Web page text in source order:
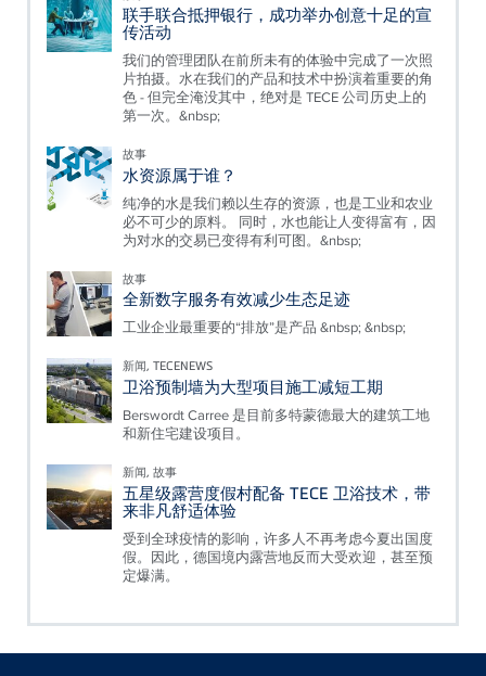
联手联合抵押银行，成功举办创意十足的宣
传活动
我们的管理团队在前所未有的体验中完成了一次照
片拍摄。水在我们的产品和技术中扮演着重要的角
色 - 但完全淹没其中，绝对是 TECE 公司历史上的
第一次。&nbsp;
故事
水资源属于谁？
纯净的水是我们赖以生存的资源，也是工业和农业
必不可少的原料。 同时，水也能让人变得富有，因
为对水的交易已变得有利可图。&nbsp;
故事
全新数字服务有效减少生态足迹
工业企业最重要的“排放”是产品 &nbsp; &nbsp;
新闻, TECENEWS
卫浴预制墙为大型项目施工减短工期
Berswordt Carree 是目前多特蒙德最大的建筑工地
和新住宅建设项目。
新闻, 故事
五星级露营度假村配备 TECE 卫浴技术，带
来非凡舒适体验
受到全球疫情的影响，许多人不再考虑今夏出国度
假。因此，德国境内露营地反而大受欢迎，甚至预
定爆满。